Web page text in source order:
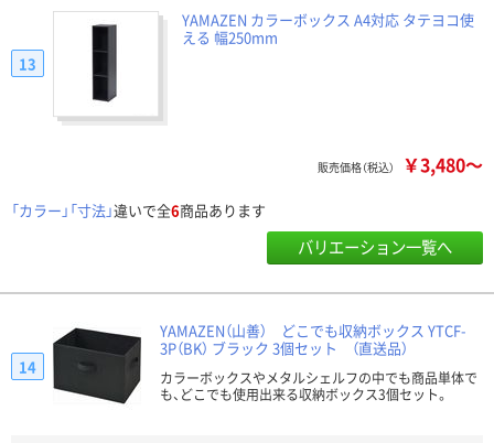
YAMAZEN カラーボックス A4対応 タテヨコ使
える 幅250mm
13
販売価格（税込） ￥3,480～
「カラー」「寸法」違いで全6商品あります
バリエーション一覧へ
YAMAZEN（山善） どこでも収納ボックス YTCF-
3P（BK） ブラック 3個セット （直送品）
カラーボックスやメタルシェルフの中でも商品単体で
も、どこでも使用出来る収納ボックス3個セット。
14